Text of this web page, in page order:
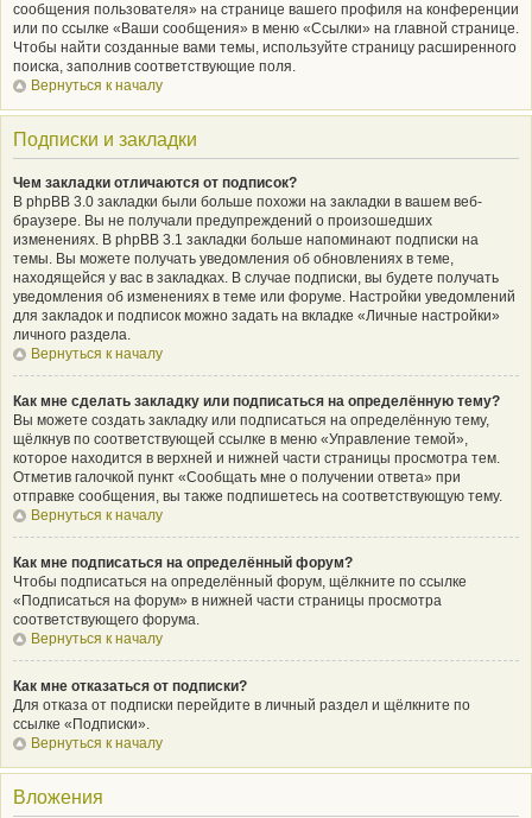
сообщения пользователя» на странице вашего профиля на конференции
или по ссылке «Ваши сообщения» в меню «Ссылки» на главной странице.
Чтобы найти созданные вами темы, используйте страницу расширенного
поиска, заполнив соответствующие поля.
Вернуться к началу
Подписки и закладки
Чем закладки отличаются от подписок?
В phpBB 3.0 закладки были больше похожи на закладки в вашем веб-
браузере. Вы не получали предупреждений о произошедших
изменениях. В phpBB 3.1 закладки больше напоминают подписки на
темы. Вы можете получать уведомления об обновлениях в теме,
находящейся у вас в закладках. В случае подписки, вы будете получать
уведомления об изменениях в теме или форуме. Настройки уведомлений
для закладок и подписок можно задать на вкладке «Личные настройки»
личного раздела.
Вернуться к началу
Как мне сделать закладку или подписаться на определённую тему?
Вы можете создать закладку или подписаться на определённую тему,
щёлкнув по соответствующей ссылке в меню «Управление темой»,
которое находится в верхней и нижней части страницы просмотра тем.
Отметив галочкой пункт «Сообщать мне о получении ответа» при
отправке сообщения, вы также подпишетесь на соответствующую тему.
Вернуться к началу
Как мне подписаться на определённый форум?
Чтобы подписаться на определённый форум, щёлкните по ссылке
«Подписаться на форум» в нижней части страницы просмотра
соответствующего форума.
Вернуться к началу
Как мне отказаться от подписки?
Для отказа от подписки перейдите в личный раздел и щёлкните по
ссылке «Подписки».
Вернуться к началу
Вложения